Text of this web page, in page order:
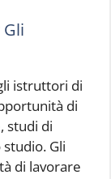
istruttori di
di
studi di
Gli
di lavorare